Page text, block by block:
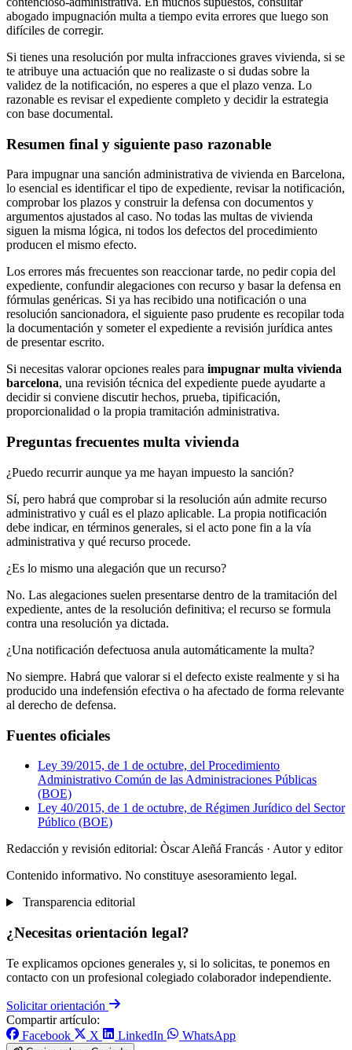
abogado impugnación multa a tiempo evita errores que luego son
difíciles de corregir.
Si tienes una resolución pormulta infracciones graves vivienda, si se
te atribuye una actuación que no realizaste o si dudas sobre la
validez de la notificación, no esperes a que el plazo venza. Lo
razonable es revisar el expediente completo y decidir la estrategia
con base documental.
Resumen final y siguiente paso razonable
Para impugnar una sanción administrativa de vivienda en Barcelona,
lo esencial es identificar el tipo de expediente, revisar la notificación,
comprobar los plazos y construir la defensa con documentos y
argumentos ajustados al caso. No todas las multas de vivienda
siguen la misma lógica, ni todos los defectos del procedimiento
producen el mismo efecto.
Los errores más frecuentes son reaccionar tarde, no pedir copia del
expediente, confundir alegaciones con recurso y basar la defensa en
fórmulas genéricas. Si ya has recibido una notificación o una
resolución sancionadora, el siguiente paso prudente es recopilar toda
la documentación y someter el expediente a revisión jurídica antes
de presentar escrito.
Si necesitas valorar opciones reales para impugnar multa vivienda
barcelona, una revisión técnica del expediente puede ayudarte a
decidir si conviene discutir hechos, prueba, tipificación,
proporcionalidad o la propia tramitación administrativa.
Preguntas frecuentes multa vivienda
¿Puedo recurrir aunque ya me hayan impuesto la sanción?
Sí, pero habrá que comprobar si la resolución aún admite recurso
administrativo y cuál es el plazo aplicable. La propia notificación
debe indicar, en términos generales, si el acto pone fin a la vía
administrativa y qué recurso procede.
¿Es lo mismo una alegación que un recurso?
No. Las alegaciones suelen presentarse dentro de la tramitación del
expediente, antes de la resolución definitiva; el recurso se formula
contra una resolución ya dictada.
¿Una notificación defectuosa anula automáticamente la multa?
No siempre. Habrá que valorar si el defecto existe realmente y si ha
producido una indefensión efectiva o ha afectado de forma relevante
al derecho de defensa.
Fuentes oficiales
Ley 39/2015, de 1 de octubre, del Procedimiento
Administrativo Común de las Administraciones Públicas
(BOE)
Ley 40/2015, de 1 de octubre, de Régimen Jurídico del Sector
Público (BOE)
Redacción y revisión editorial: Òscar Aleñá Francás · Autor y editor
Contenido informativo. No constituye asesoramiento legal.
Transparencia editorial
¿Necesitas orientación legal?
Te explicamos opciones generales y, si lo solicitas, te ponemos en
contacto con un profesional colegiado colaborador independiente.
Solicitar orientación
Compartir artículo:
Facebook
X LinkedIn WhatsApp